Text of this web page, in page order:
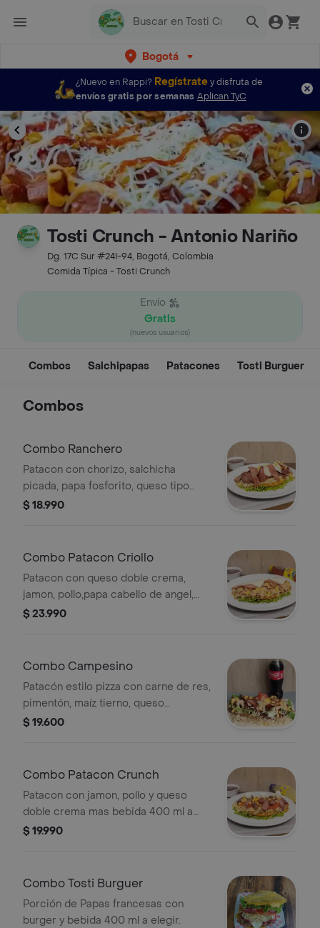
Bogotá
¿Nuevo en Rappi? Regístratey disfruta de
envíos gratis por semanas Aplican TyC
Tosti Crunch - Antonio Nariño
Dg. 17C Sur #24I-94, Bogotá, Colombia
Comida Típica - Tosti Crunch
Envío
Gratis
(nuevos usuarios)
Combos Salchipapas Patacones Tosti Burguer
Combos
Combo Ranchero
Patacon con chorizo, salchicha
picada, papa fosforito, queso tipo
mozarella, maiz tierno y bebida de
$ 18.990
Combo Patacon Criollo
Patacon con queso doble crema,
jamon, pollo,papa cabello de angel,
maiz tierno y bebida de 400 ml a
$ 23.990
Combo Campesino
Patacón estilo pizza con carne de res,
pimentón, maíz tierno, queso
mozzarella, lechuga y tomate. Incluye
$ 19.600
Combo Patacon Crunch
Patacon con jamon, pollo y queso
doble crema mas bebida 400 ml a
eleccion
$ 19.990
Combo Tosti Burguer
Porción de Papas francesas con
burger y bebida 400 ml a elegir.